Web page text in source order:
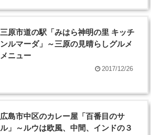
三原市道の駅「みはら神明の里 キッチ
ンルマーダ」～三原の見晴らしグルメ
メニュー
2017/12/26
広島市中区のカレー屋「百番目のサ
ル」～ルウは欧風、中間、インドの３